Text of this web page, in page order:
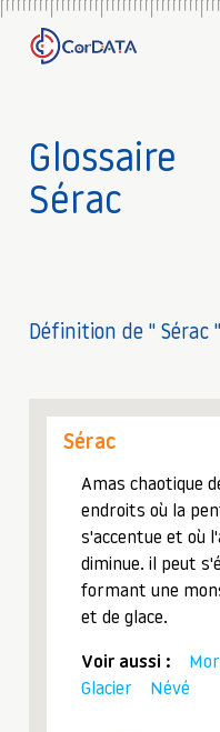
Glossaire
Sérac
Définition de " Sérac "
Sérac
Amas chaotique
endroits où la
s'accentue et où
diminue. il peut
formant une
et de glace.
Voir aussi :
Glacier
Névé